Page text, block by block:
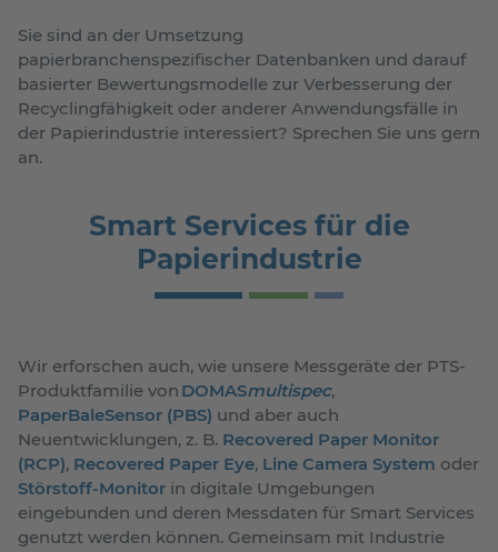
Sie sind an der Umsetzung
papierbranchenspezifischer Datenbanken und darauf
basierter Bewertungsmodelle zur Verbesserung der
Recyclingfähigkeit oder anderer Anwendungsfälle in
der Papierindustrie interessiert? Sprechen Sie uns gern
an.
Smart Services für die
Papierindustrie
Wir erforschen auch, wie unsere Messgeräte der PTS-
Produktfamilie von DOMASmultispec,
PaperBaleSensor (PBS) und aber auch
Neuentwicklungen, z. B. Recovered Paper Monitor
(RCP), Recovered Paper Eye, Line Camera System oder
Störstoff-Monitor in digitale Umgebungen
eingebunden und deren Messdaten für Smart Services
genutzt werden können. Gemeinsam mit Industrie